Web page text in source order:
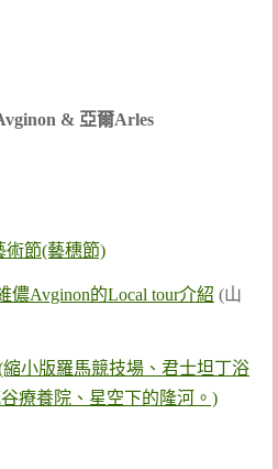
& 亞爾Arles
術節(藝穗節)
儂Avginon的Local tour介紹 (山
縮小版羅馬競技場、君士坦丁浴
療養院、星空下的隆河。)